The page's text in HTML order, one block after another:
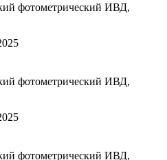
фотометрический ИВД,
фотометрический ИВД,
фотометрический ИВД,